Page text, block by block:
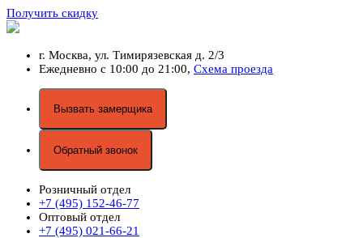
Получить скидку
г. Москва, ул. Тимирязевская д. 2/3
Ежедневно с 10:00 до 21:00, Схема проезда
Вызвать замерщика
Обратный звонок
Розничный отдел
+7 (495) 152-46-77
Оптовый отдел
+7 (495) 021-66-21